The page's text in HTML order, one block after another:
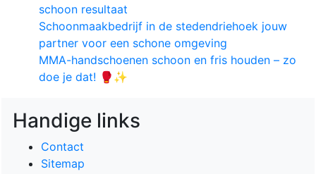
schoon resultaat
Schoonmaakbedrijf in de stedendriehoek jouw
partner voor een schone omgeving
MMA-handschoenen schoon en fris houden – zo
doe je dat! 🥊✨
Handige links
Contact
Sitemap